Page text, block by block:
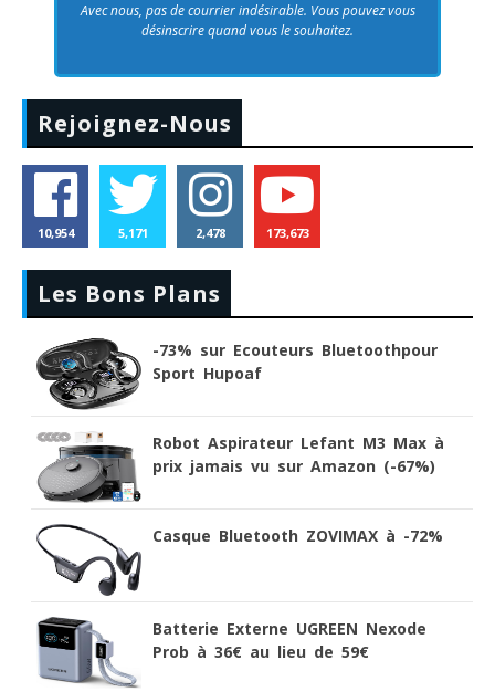
Avec nous, pas de courrier indésirable. Vous pouvez vous
désinscrire quand vous le souhaitez.
Rejoignez-Nous
10,954 5,171 2,478 173,673
Les Bons Plans
-73% sur Ecouteurs Bluetoothpour
Sport Hupoaf
Robot Aspirateur Lefant M3 Max à
prix jamais vu sur Amazon (-67%)
Casque Bluetooth ZOVIMAX à -72%
Batterie Externe UGREEN Nexode
Prob à 36€ au lieu de 59€